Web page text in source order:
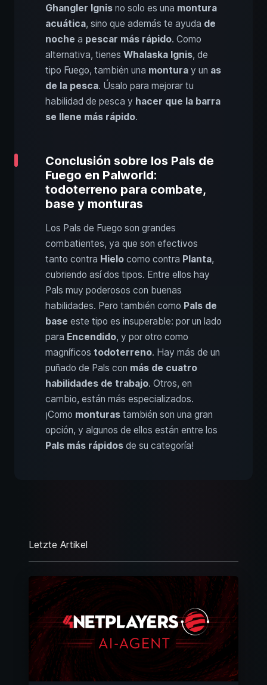
Ghangler Ignis no solo es una montura
acuática, sino que además te ayuda de
noche a pescar más rápido. Como
alternativa, tienes Whalaska Ignis, de
tipo Fuego, también una montura y un as
de la pesca. Úsalo para mejorar tu
habilidad de pesca y hacer que la barra
se llene más rápido.
Conclusión sobre los Pals de
Fuego en Palworld:
todoterreno para combate,
base y monturas
Los Pals de Fuego son grandes
combatientes, ya que son efectivos
tanto contra Hielo como contra Planta,
cubriendo así dos tipos. Entre ellos hay
Pals muy poderosos con buenas
habilidades. Pero también como Pals de
base este tipo es insuperable: por un lado
para Encendido, y por otro como
magníficos todoterreno. Hay más de un
puñado de Pals con más de cuatro
habilidades de trabajo. Otros, en
cambio, están más especializados.
¡Como monturas también son una gran
opción, y algunos de ellos están entre los
Pals más rápidos de su categoría!
Letzte Artikel